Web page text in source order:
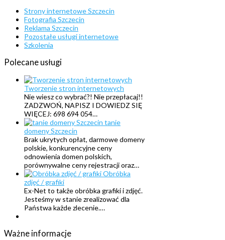
Strony internetowe Szczecin
Fotografia Szczecin
Reklama Szczecin
Pozostałe usługi internetowe
Szkolenia
Polecane usługi
Tworzenie stron internetowych
Nie wiesz co wybrać?! Nie przepłacaj!!
ZADZWOŃ, NAPISZ I DOWIEDZ SIĘ
WIĘCEJ: 698 694 054…
tanie
domeny Szczecin
Brak ukrytych opłat, darmowe domeny
polskie, konkurencyjne ceny
odnowienia domen polskich,
porównywalne ceny rejestracji oraz…
Obróbka
zdjęć / grafiki
Ex-Net to także obróbka grafiki i zdjęć.
Jesteśmy w stanie zrealizować dla
Państwa każde zlecenie.…
Ważne informacje